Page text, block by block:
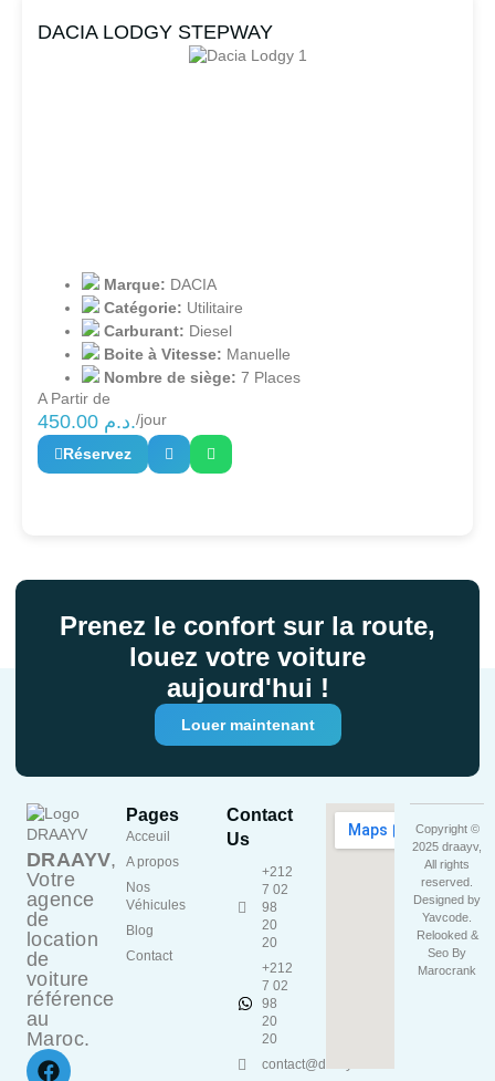
DACIA LODGY STEPWAY
Marque: DACIA
Catégorie: Utilitaire
Carburant: Diesel
Boite à Vitesse: Manuelle
Nombre de siège: 7 Places
A Partir de
450.00 د.م./jour
Réservez
Prenez le confort sur la route,
louez votre voiture
aujourd'hui !
Louer maintenant
DRAAYV,
Votre
agence
de
location
de
voiture
référence
au
Maroc.
Pages
Acceuil
A propos
Nos
Véhicules
Blog
Contact
Contact
Us
+212
7 02
98
20
20
+212
7 02
98
20
20
contact@draayv.ma
Copyright ©
2025 draayv,
All rights
reserved.
Designed by
Yavcode
Relooked &
Seo By
Marocrank